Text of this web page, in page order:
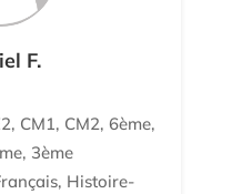
F.
CM1, CM2, 6ème,
3ème
Histoire-